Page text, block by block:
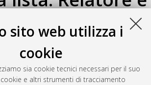
sito web utilizza i
cookie
sia cookie tecnici necessari per il suo
e altri strumenti di tracciamento
dall'elenco sottostante.